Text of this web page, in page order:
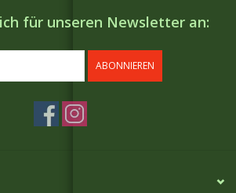
für unseren Newsletter an:
ABONNIEREN